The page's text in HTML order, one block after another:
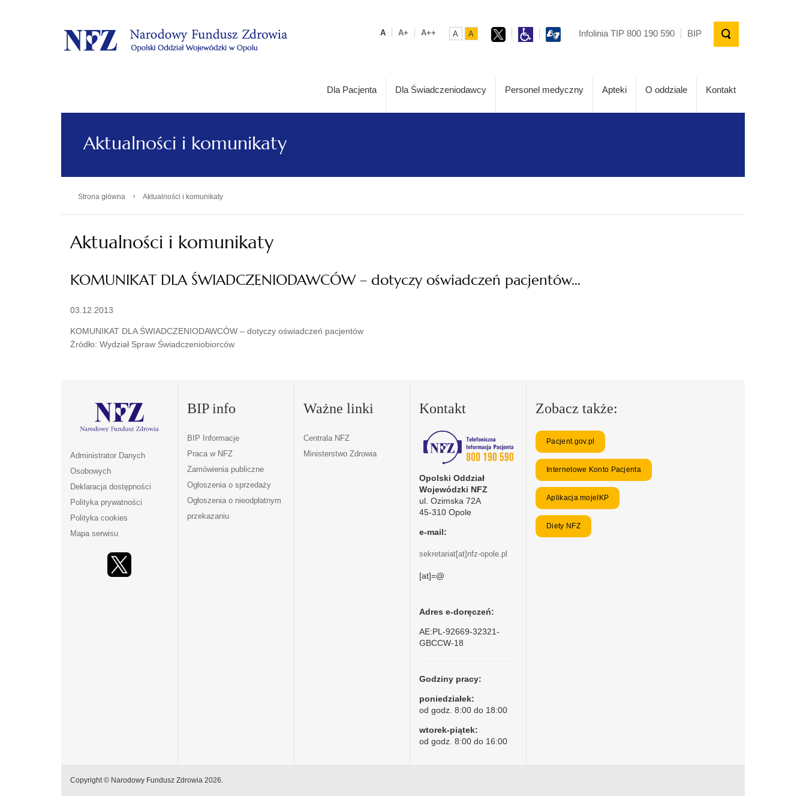
. A A+ A++ A A Infolinia TIP 800 190 590 BIP
Dla Pacjenta Dla Świadczeniodawcy Personel medyczny Apteki O oddziale Kontakt
Aktualności i komunikaty
Strona główna › Aktualności i komunikaty
Aktualności i komunikaty
KOMUNIKAT DLA ŚWIADCZENIODAWCÓW – dotyczy oświadczeń pacjentów…
03.12.2013
KOMUNIKAT DLA ŚWIADCZENIODAWCÓW – dotyczy oświadczeń pacjentów
Żródło: Wydział Spraw Świadczeniobiorców
Administrator Danych
Osobowych
Deklaracja dostępności
Polityka prywatności
Polityka cookies
Mapa serwisu
BIP info
BIP Informacje
Praca w NFZ
Zamówienia publiczne
Ogłoszenia o sprzedaży
Ogłoszenia o nieodpłatnym
przekazaniu
Ważne linki
Centrala NFZ
Ministerstwo Zdrowia
Kontakt
Opolski Oddział
Wojewódzki NFZ
ul. Ozimska 72A
45-310 Opole
e-mail:
sekretariat[at]nfz-opole.pl
[at]=@
Adres e-doręczeń:
AE:PL-92669-32321-
GBCCW-18
Godziny pracy:
poniedziałek:
od godz. 8:00 do 18:00
wtorek-piątek:
od godz. 8:00 do 16:00
Zobacz także:
Pacjent.gov.pl
Internetowe Konto Pacjenta
Aplikacja mojeIKP
Diety NFZ
Copyright © Narodowy Fundusz Zdrowia 2026.